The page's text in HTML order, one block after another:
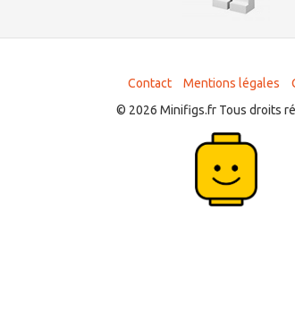
Contact Mentions légales
© 2026 Minifigs.fr Tous droits